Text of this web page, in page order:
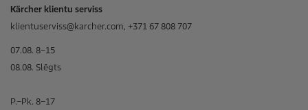
Kärcher klientu serviss
klientuserviss@karcher.com, +371 67 808 707
07.08. 8–15
08.08. Slēgts
P.–Pk. 8–17